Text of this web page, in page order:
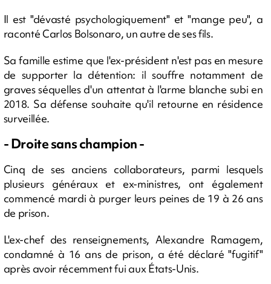
Il est "dévasté psychologiquement" et "mange peu", a
raconté Carlos Bolsonaro, un autre de ses fils.
Sa famille estime que l'ex-président n'est pas en mesure
de supporter la détention: il souffre notamment de
graves séquelles d'un attentat à l'arme blanche subi en
2018. Sa défense souhaite qu'il retourne en résidence
surveillée.
- Droite sans champion -
Cinq de ses anciens collaborateurs, parmi lesquels
plusieurs généraux et ex-ministres, ont également
commencé mardi à purger leurs peines de 19 à 26 ans
de prison.
L'ex-chef des renseignements, Alexandre Ramagem,
condamné à 16 ans de prison, a été déclaré "fugitif"
après avoir récemment fui aux États-Unis.